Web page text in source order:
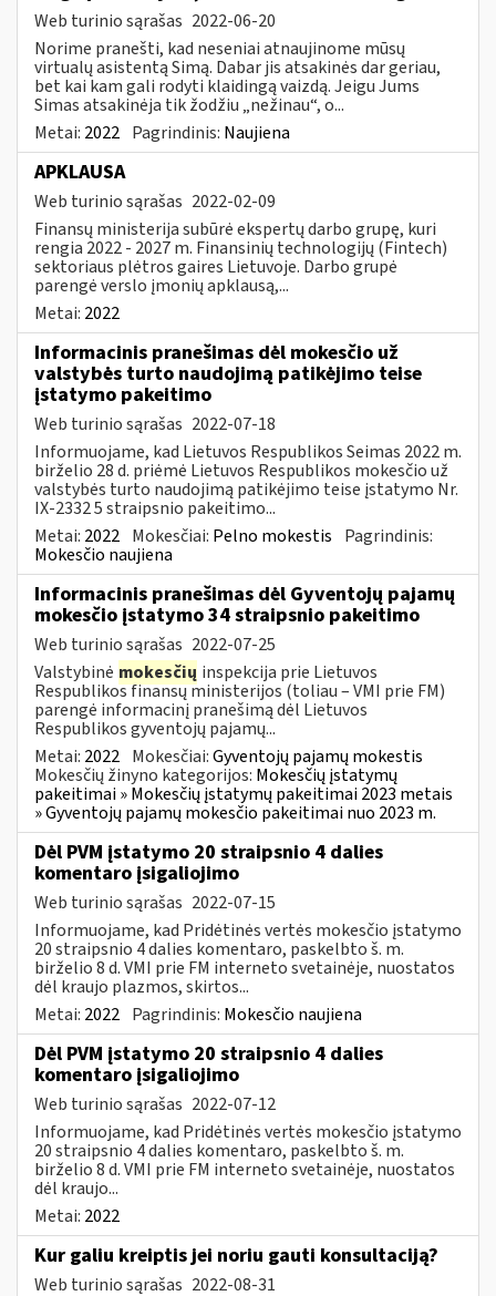
Web turinio sąrašas 2022-06-20
Norime pranešti, kad neseniai atnaujinome mūsų
virtualų asistentą Simą. Dabar jis atsakinės dar geriau,
bet kai kam gali rodyti klaidingą vaizdą. Jeigu Jums
Simas atsakinėja tik žodžiu „nežinau“, o...
Metai: 2022 Pagrindinis: Naujiena
APKLAUSA
Web turinio sąrašas 2022-02-09
Finansų ministerija subūrė ekspertų darbo grupę, kuri
rengia 2022 - 2027 m. Finansinių technologijų (Fintech)
sektoriaus plėtros gaires Lietuvoje. Darbo grupė
parengė verslo įmonių apklausą,...
Metai: 2022
Informacinis pranešimas dėl mokesčio už
valstybės turto naudojimą patikėjimo teise
įstatymo pakeitimo
Web turinio sąrašas 2022-07-18
Informuojame, kad Lietuvos Respublikos Seimas 2022 m.
birželio 28 d. priėmė Lietuvos Respublikos mokesčio už
valstybės turto naudojimą patikėjimo teise įstatymo Nr.
IX-2332 5 straipsnio pakeitimo...
Metai: 2022 Mokesčiai: Pelno mokestis Pagrindinis:
Mokesčio naujiena
Informacinis pranešimas dėl Gyventojų pajamų
mokesčio įstatymo 34 straipsnio pakeitimo
Web turinio sąrašas 2022-07-25
Valstybinė mokesčių inspekcija prie Lietuvos
Respublikos finansų ministerijos (toliau – VMI prie FM)
parengė informacinį pranešimą dėl Lietuvos
Respublikos gyventojų pajamų...
Metai: 2022 Mokesčiai:Gyventojų pajamų mokestis
Mokesčių žinyno kategorijos: Mokesčių įstatymų
pakeitimai » Mokesčių įstatymų pakeitimai 2023 metais
» Gyventojų pajamų mokesčio pakeitimai nuo 2023 m.
Dėl PVM įstatymo 20 straipsnio 4 dalies
komentaro įsigaliojimo
Web turinio sąrašas 2022-07-15
Informuojame, kad Pridėtinės vertės mokesčio įstatymo
20 straipsnio 4 dalies komentaro, paskelbto š. m.
birželio 8 d. VMI prie FM interneto svetainėje, nuostatos
dėl kraujo plazmos, skirtos...
Metai: 2022 Pagrindinis: Mokesčio naujiena
Dėl PVM įstatymo 20 straipsnio 4 dalies
komentaro įsigaliojimo
Web turinio sąrašas 2022-07-12
Informuojame, kad Pridėtinės vertės mokesčio įstatymo
20 straipsnio 4 dalies komentaro, paskelbto š. m.
birželio 8 d. VMI prie FM interneto svetainėje, nuostatos
dėl kraujo...
Metai: 2022
Kur galiu kreiptis jei noriu gauti konsultaciją?
Web turinio sąrašas 2022-08-31